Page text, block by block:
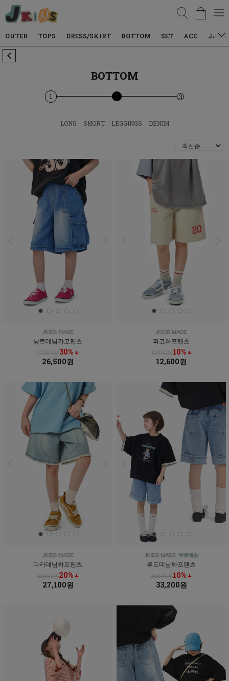
검색
TOPS DRESS/SKIRT BOTTOM SET ACC JAILY WEAR
BOTTOM
1 3
LONG SHORT LEGGINGS DENIM
낭트데님카고팬츠
37,800원30% ↓
26,500원
파코하프팬츠
13,900원10% ↓
12,600원
다카데님하프팬츠
33,800원20% ↓
27,100원
루도데님하프팬츠
36,800원10% ↓
33,200원